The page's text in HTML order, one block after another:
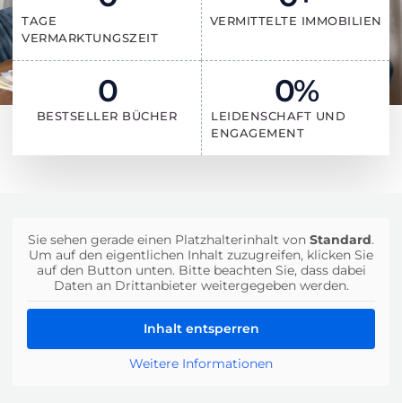
TAGE
VERMARKTUNGSZEIT
VERMITTELTE IMMOBILIEN
BESTSELLER BÜCHER
0
LEIDENSCHAFT UND
ENGAGEMENT
0%
Sie sehen gerade einen Platzhalterinhalt von Standard.
Um auf den eigentlichen Inhalt zuzugreifen, klicken Sie
auf den Button unten. Bitte beachten Sie, dass dabei
Daten an Drittanbieter weitergegeben werden.
Inhalt entsperren
Weitere Informationen